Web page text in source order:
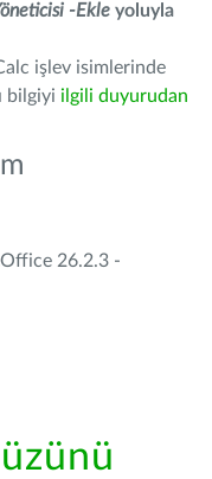
-Ekle yoluyla
işlev isimlerinde
bilgiyi ilgili duyurudan
26.2.3 -